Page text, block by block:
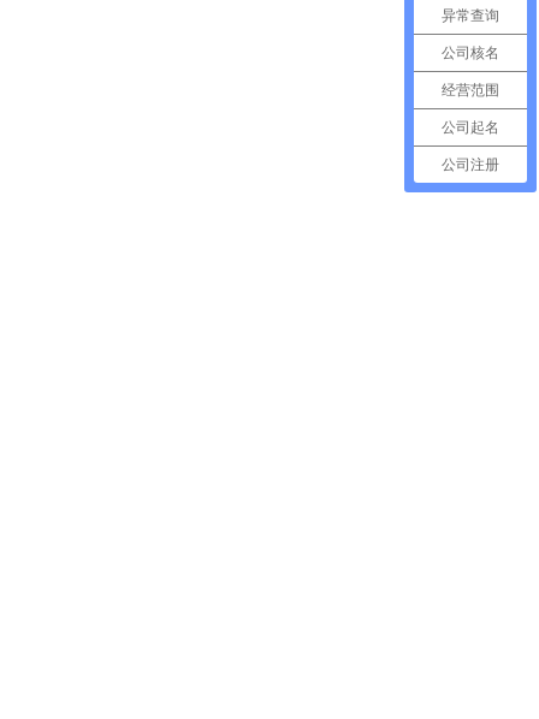
异常查询
公司核名
经营范围
公司起名
公司注册